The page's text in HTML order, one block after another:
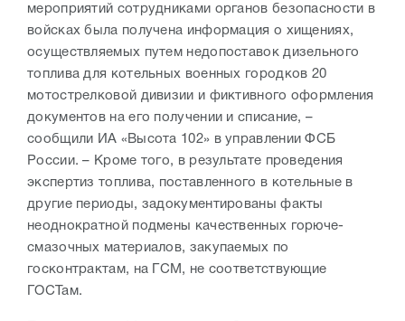
мероприятий сотрудниками органов безопасности в
войсках была получена информация о хищениях,
осуществляемых путем недопоставок дизельного
топлива для котельных военных городков 20
мотострелковой дивизии и фиктивного оформления
документов на его получении и списание, –
сообщили ИА «Высота 102» в управлении ФСБ
России. – Кроме того, в результате проведения
экспертиз топлива, поставленного в котельные в
другие периоды, задокументированы факты
неоднократной подмены качественных горюче-
смазочных материалов, закупаемых по
госконтрактам, на ГСМ, не соответствующие
ГОСТам.